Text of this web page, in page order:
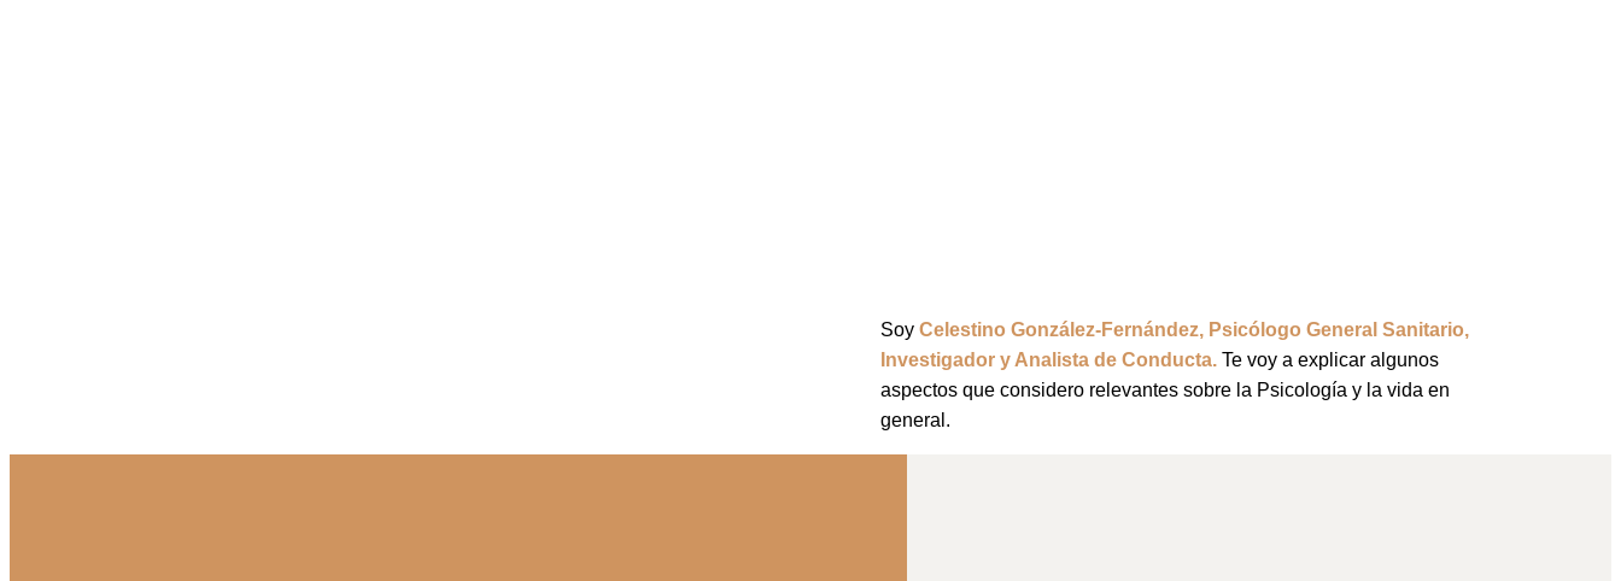
Soy Celestino González-Fernández, Psicólogo General Sanitario,
Investigador y Analista de Conducta.Te voy a explicar algunos
aspectos que considero relevantes sobre la Psicología y la vida en
general.